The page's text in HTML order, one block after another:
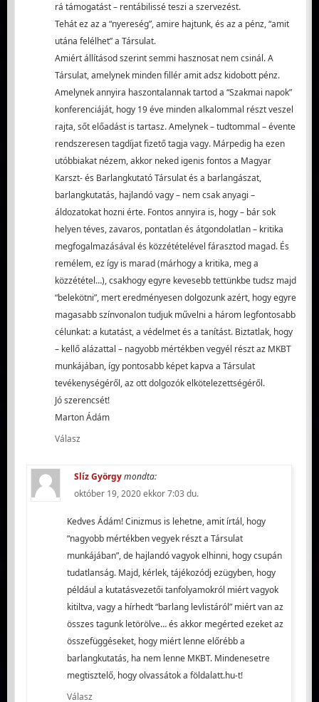
rá támogatást – rentábilissé teszi a szervezést.
Tehát ez az a “nyereség”, amire hajtunk, és az a pénz, “amit
utána felélhet” a Társulat.
Amiért állításod szerint semmi hasznosat nem csinál. A
Társulat, amelynek minden fillér amit adsz kidobott pénz.
Amelynek annyira haszontalannak tartod a “Szakmai napok”
konferenciáját, hogy 19 éve minden alkalommal részt veszel
rajta, sőt előadást is tartasz. Amelynek – tudtommal – évente
rendszeresen tagdíjat fizető tagja vagy. Márpedig ha ezen
utóbbiakat nézem, akkor neked igenis fontos a Magyar
Karszt- és Barlangkutató Társulat és a barlangászat,
barlangkutatás, hajlandó vagy – nem csak anyagi –
áldozatokat hozni érte. Fontos annyira is, hogy – bár sok
helyen téves, zavaros, pontatlan és átgondolatlan – kritika
megfogalmazásával és közzétételével fárasztod magad. És
remélem, ez így is marad (márhogy a kritika, meg a
közzététel…), csakhogy egyre kevesebb tettünkbe tudsz majd
“belekötni”, mert eredményesen dolgozunk azért, hogy egyre
magasabb színvonalon tudjuk művelni a három legfontosabb
célunkat: a kutatást, a védelmet és a tanítást. Biztatlak, hogy
– kellő alázattal – nagyobb mértékben vegyél részt az MKBT
munkájában, így pontosabb képet kapva a Társulat
tevékenységéről, az ott dolgozók elkötelezettségéről.
Jó szerencsét!
Marton Ádám
Válasz
Slíz Györgymondta:
október 19, 2020 ekkor 7:03 du.
Kedves Ádám! Cinizmus is lehetne, amit írtál, hogy
“nagyobb mértékben vegyek részt a Társulat
munkájában”, de hajlandó vagyok elhinni, hogy csupán
tudatlanság. Majd, kérlek, tájékozódj ezügyben, hogy
például a kutatásvezetői tanfolyamokról miért vagyok
kitiltva, vagy a hírhedt “barlang levlistáról” miért van az
összes tagunk letörölve… és akkor megérted ezeket az
összefüggéseket, hogy miért lenne előrébb a
barlangkutatás, ha nem lenne MKBT. Mindenesetre
megtisztelő, hogy olvassátok a földalatt.hu-t!
Válasz